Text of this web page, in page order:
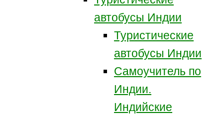
автобусы Индии
Туристические
автобусы Индии
Самоучитель по
Индии.
Индийские